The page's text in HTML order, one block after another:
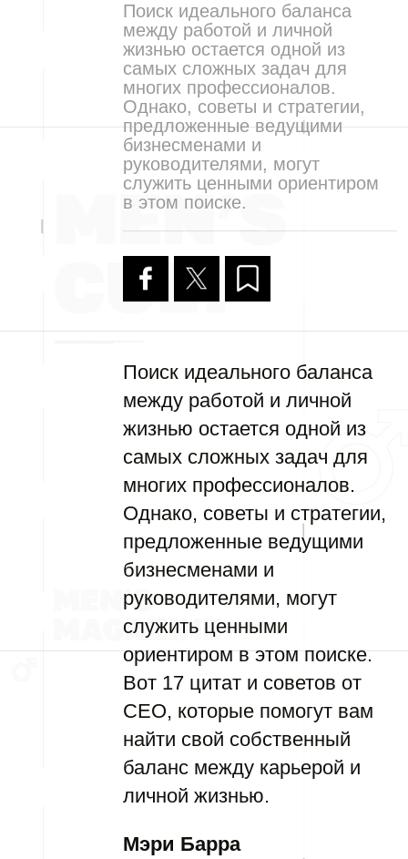
Поиск идеального баланса
между работой и личной
жизнью остается одной из
самых сложных задач для
многих профессионалов.
Однако, советы и стратегии,
предложенные ведущими
бизнесменами и
руководителями, могут
служить ценными ориентиром
в этом поиске.
Поиск идеального баланса
между работой и личной
жизнью остается одной из
самых сложных задач для
многих профессионалов.
Однако, советы и стратегии,
предложенные ведущими
бизнесменами и
руководителями, могут
служить ценными
ориентиром в этом поиске.
Вот 17 цитат и советов от
CEO, которые помогут вам
найти свой собственный
баланс между карьерой и
личной жизнью.
Мэри Барра